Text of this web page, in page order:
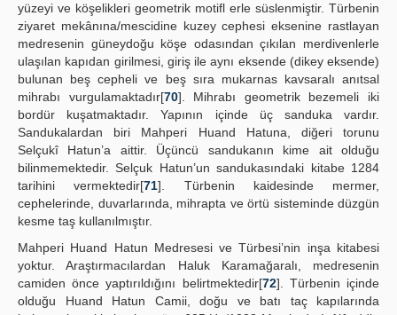
yüzeyi ve köşelikleri geometrik motifl erle süslenmiştir. Türbenin
ziyaret mekânına/mescidine kuzey cephesi eksenine rastlayan
medresenin güneydoğu köşe odasından çıkılan merdivenlerle
ulaşılan kapıdan girilmesi, giriş ile aynı eksende (dikey eksende)
bulunan beş cepheli ve beş sıra mukarnas kavsaralı anıtsal
mihrabı vurgulamaktadır[70]. Mihrabı geometrik bezemeli iki
bordür kuşatmaktadır. Yapının içinde üç sanduka vardır.
Sandukalardan biri Mahperi Huand Hatuna, diğeri torunu
Selçukî Hatun’a aittir. Üçüncü sandukanın kime ait olduğu
bilinmemektedir. Selçuk Hatun’un sandukasındaki kitabe 1284
tarihini vermektedir[71]. Türbenin kaidesinde mermer,
cephelerinde, duvarlarında, mihrapta ve örtü sisteminde düzgün
kesme taş kullanılmıştır.
Mahperi Huand Hatun Medresesi ve Türbesi’nin inşa kitabesi
yoktur. Araştırmacılardan Haluk Karamağaralı, medresenin
camiden önce yaptırıldığını belirtmektedir[72]. Türbenin içinde
olduğu Huand Hatun Camii, doğu ve batı taç kapılarında